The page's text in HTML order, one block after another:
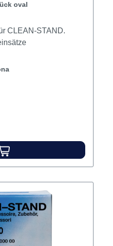
oval
CLEAN-STAND.